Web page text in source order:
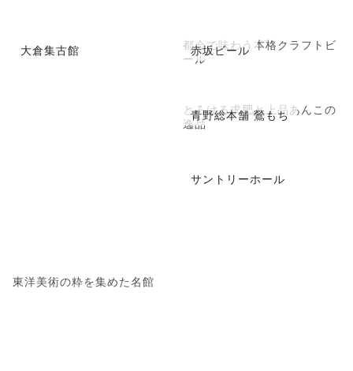
大倉集古館
東洋美術の粋を集めた名館
赤坂ビール
都会で味わう本格クラフトビ
ール
青野総本舗 鶯もち
とろける求肥と上品あんこの
逸品
サントリーホール